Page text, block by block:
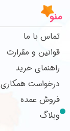
منو
تماس با ما
قوانین و مقرارت
راهنمای خرید
درخواست همکاری
فروش عمده
وبلاگ